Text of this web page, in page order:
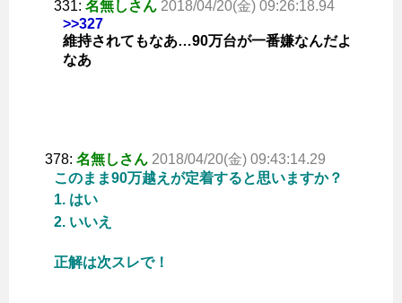
331: 名無しさん 2018/04/20(金) 09:26:18.94
>>327
維持されてもなあ…90万台が一番嫌なんだよ
なあ
378: 名無しさん 2018/04/20(金) 09:43:14.29
このまま90万越えが定着すると思いますか？
1. はい
2. いいえ
正解は次スレで！